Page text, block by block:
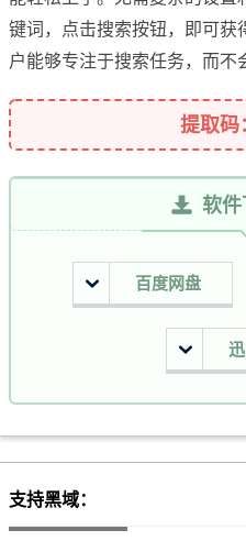
键词，点击搜索按钮，即可
户能够专注于搜索任务，而不
提取
软
百度网盘
支持黑域：